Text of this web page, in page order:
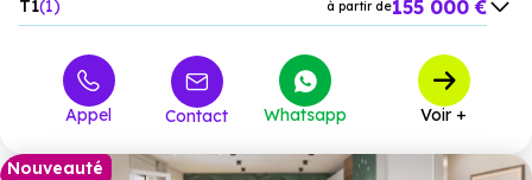
T1 1 à partir de155 000 €
à partir de 249 000 €
à partir de 289 000 €
Appel Contact Whatsapp Voir +
Nouveauté